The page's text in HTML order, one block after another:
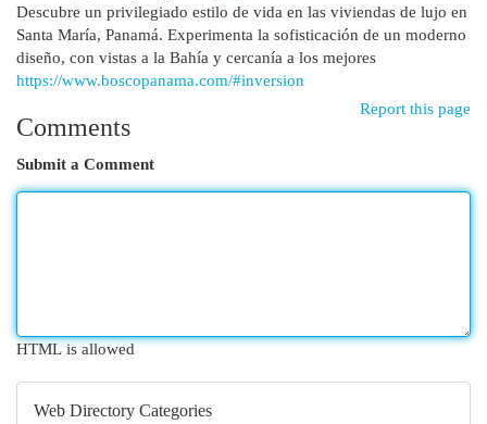
Descubre un privilegiado estilo de vida en las viviendas de lujo en
Santa María, Panamá. Experimenta la sofisticación de un moderno
diseño, con vistas a la Bahía y cercanía a los mejores
https://www.boscopanama.com/#inversion
Report this page
Comments
Submit a Comment
HTML is allowed
Web Directory Categories